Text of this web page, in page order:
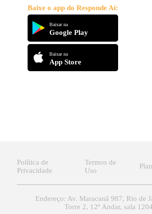
Baixe o app do Responde Aí:
Baixar na
Google Play
Baixar na
App Store
Política de
Privacidade
Termos de
Uso
Endereço: Av. Maracanã 987, Rio de
Torre 2, 12º Andar, sala 1204